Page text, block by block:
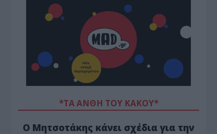
*ΤΑ ΆΝΘΗ ΤΟΥ ΚΑΚΟΎ*
Ο Μητσοτάκης κάνει σχέδια για την